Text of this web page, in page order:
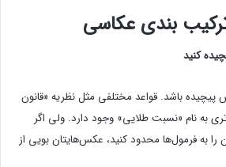
کنید
باشد. قواعد مختلفی مثل نظریه «قانون
به نام «نسبت طلایی» وجود دارد. ولی اگر
را به فرمول‌ها محدود کنید، عکس‌هایتان بویی از